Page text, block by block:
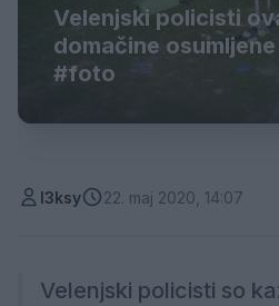
Velenjski policisti
domačine
#foto
l3ksy 22. maj 2020, 14:07
Velenjski policisti so